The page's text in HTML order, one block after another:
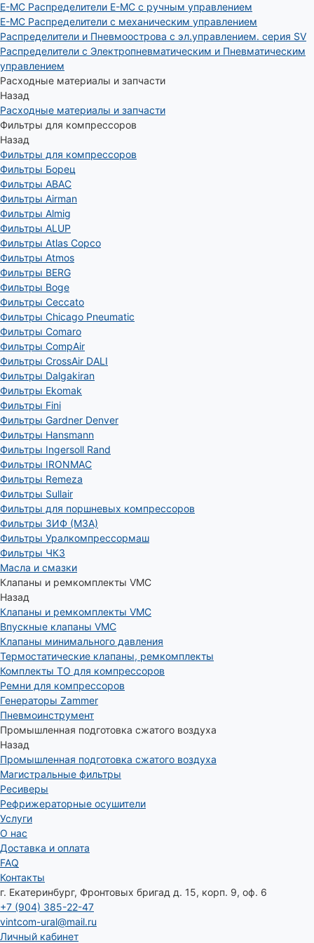
E-MC Распределители E-MC с ручным управлением
E-MC Распределители с механическим управлением
Распределители и Пневмоострова с эл.управлением. серия SV
Распределители с Электропневматическим и Пневматическим
управлением
Расходные материалы и запчасти
Назад
Расходные материалы и запчасти
Фильтры для компрессоров
Назад
Фильтры для компрессоров
Фильтры Борец
Фильтры ABAC
Фильтры Airman
Фильтры Almig
Фильтры ALUP
Фильтры Atlas Copco
Фильтры Atmos
Фильтры BERG
Фильтры Boge
Фильтры Ceccato
Фильтры Chicago Pneumatic
Фильтры Comaro
Фильтры CompAir
Фильтры CrossAir DALI
Фильтры Dalgakiran
Фильтры Ekomak
Фильтры Fini
Фильтры Gardner Denver
Фильтры Hansmann
Фильтры Ingersoll Rand
Фильтры IRONMAC
Фильтры Remeza
Фильтры Sullair
Фильтры для поршневых компрессоров
Фильтры ЗИФ (МЗА)
Фильтры Уралкомпрессормаш
Фильтры ЧКЗ
Масла и смазки
Клапаны и ремкомплекты VMC
Назад
Клапаны и ремкомплекты VMC
Впускные клапаны VMC
Клапаны минимального давления
Термостатические клапаны, ремкомплекты
Комплекты ТО для компрессоров
Ремни для компрессоров
Генераторы Zammer
Пневмоинструмент
Промышленная подготовка сжатого воздуха
Назад
Промышленная подготовка сжатого воздуха
Магистральные фильтры
Ресиверы
Рефрижераторные осушители
Услуги
О нас
Доставка и оплата
FAQ
Контакты
г. Екатеринбург, Фронтовых бригад д. 15, корп. 9, оф. 6
+7 (904) 385-22-47
vintcom-ural@mail.ru
Личный кабинет